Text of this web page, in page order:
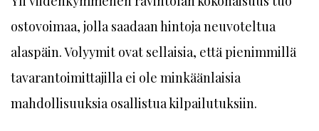
ostovoimaa, jolla saadaan hintoja neuvoteltua
alaspäin. Volyymit ovat sellaisia, että pienimmillä
tavarantoimittajilla ei ole minkäänlaisia
mahdollisuuksia osallistua kilpailutuksiin.